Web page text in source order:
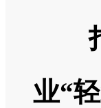
业“